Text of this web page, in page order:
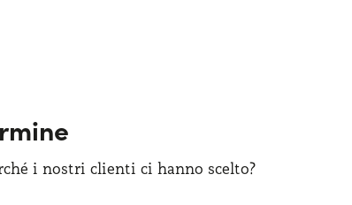
i nostri clienti ci hanno scelto?